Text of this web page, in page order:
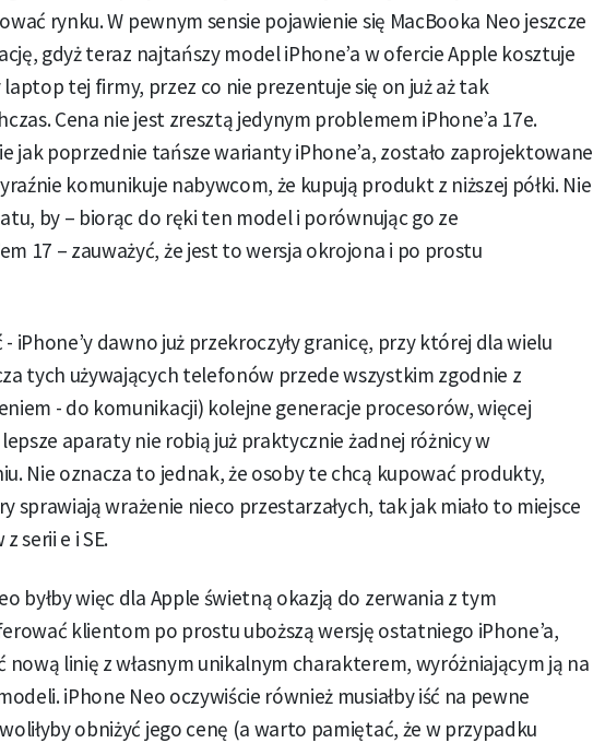
rynku. W pewnym sensie pojawienie się MacBooka Neo jeszcze
gdyż teraz najtańszy model iPhone’a w ofercie Apple kosztuje
tej firmy, przez co nie prezentuje się on już aż tak
Cena nie jest zresztą jedynym problemem iPhone’a 17e.
jak poprzednie tańsze warianty iPhone’a, zostało zaprojektowane
komunikuje nabywcom, że kupują produkt z niższej półki. Nie
by – biorąc do ręki ten model i porównując go ze
17 – zauważyć, że jest to wersja okrojona i po prostu
- iPhone’y dawno już przekroczyły granicę, przy której dla wielu
tych używających telefonów przede wszystkim zgodnie z
- do komunikacji) kolejne generacje procesorów, więcej
aparaty nie robią już praktycznie żadnej różnicy w
Nie oznacza to jednak, że osoby te chcą kupować produkty,
sprawiają wrażenie nieco przestarzałych, tak jak miało to miejsce
serii e i SE.
byłby więc dla Apple świetną okazją do zerwania z tym
klientom po prostu uboższą wersję ostatniego iPhone’a,
nową linię z własnym unikalnym charakterem, wyróżniającym ją na
iPhone Neo oczywiście również musiałby iść na pewne
obniżyć jego cenę (a warto pamiętać, że w przypadku